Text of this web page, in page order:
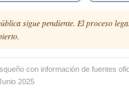
sigue pendiente. El proceso
con información de fuentes
2025